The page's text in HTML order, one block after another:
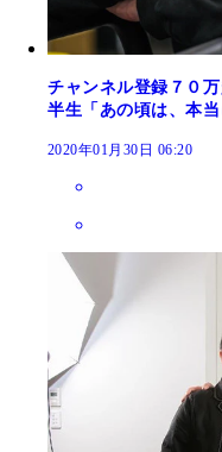
チャンネル登録７０
半生「あの頃は、本
2020年01月30日 06:20